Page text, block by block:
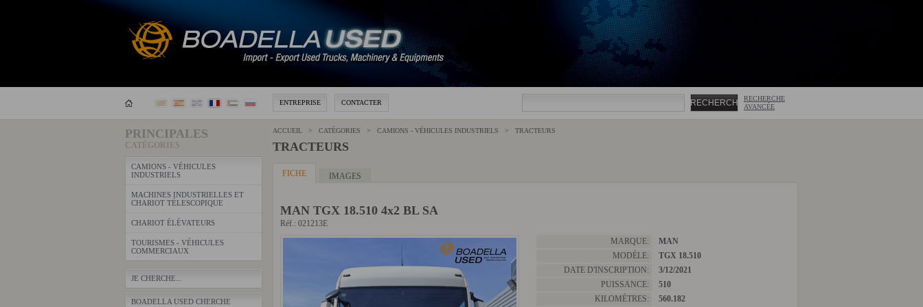
ENTREPRISE CONTACTER
RECHERCHE
AVANCÉE
PRINCIPALES
CATÉGORIES
CAMIONS - VÉHICULES
INDUSTRIELS
MACHINES INDUSTRIELLES ET
CHARIOT TÉLESCOPIQUE
CHARIOT ÉLÉVATEURS
TOURISMES - VÉHICULES
COMMERCIAUX
JE CHERCHE...
BOADELLA USED CHERCHE
ACCUEIL > CATÉGORIES > CAMIONS - VÉHICULES INDUSTRIELS > TRACTEURS
TRACTEURS
FICHE IMAGES
MAN TGX 18.510 4x2 BL SA
Réf.: 021213E
MARQUE:
MAN
MODÈLE:
TGX 18.510
DATE D'INSCRIPTION:
3/12/2021
PUISSANCE:
510
KILOMÈTRES:
560.182